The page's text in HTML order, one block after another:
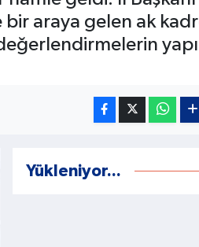
araya gelen ak
Yükleniyor...